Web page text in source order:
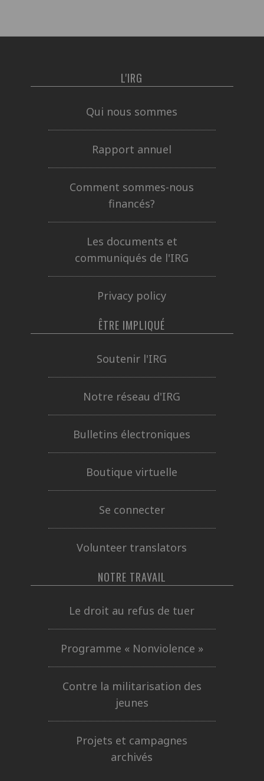
L'IRG
Qui nous sommes
Rapport annuel
Comment sommes-nous
financés?
Les documents et
communiqués de l'IRG
Privacy policy
ÊTRE IMPLIQUÉ
Soutenir l'IRG
Notre réseau d'IRG
Bulletins électroniques
Boutique virtuelle
Se connecter
Volunteer translators
NOTRE TRAVAIL
Le droit au refus de tuer
Programme « Nonviolence »
Contre la militarisation des
jeunes
Projets et campagnes
archivés